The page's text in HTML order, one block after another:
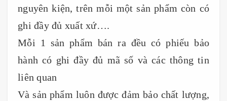
nguyên kiện, trên mỗi một sản phẩm còn có
ghi đầy đủ xuất xứ….
Mỗi 1 sản phẩm bán ra đều có phiếu bảo
hành có ghi đầy đủ mã số và các thông tin
liên quan
Và sản phẩm luôn được đảm bảo chất lượng,